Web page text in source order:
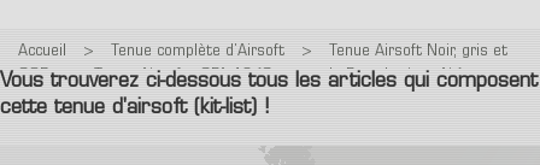
Accueil > Tenue complète d’Airsoft >
Tenue Airsoft Noir, gris et
CQB
> Tenue Airsoft : CPA 10 (Commando Parachutiste Air)
Vous trouverez ci-dessous tous les articles qui composent
cette tenue d'airsoft (kit-list) !